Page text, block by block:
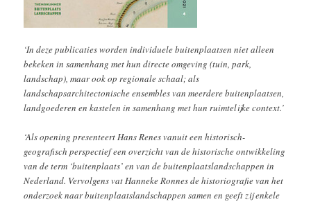
‘In deze publicaties worden individuele buitenplaatsen niet alleen
bekeken in samenhang met hun directe omgeving (tuin, park,
landschap), maar ook op regionale schaal; als
landschapsarchitectonische ensembles van meerdere buitenplaatsen,
landgoederen en kastelen in samenhang met hun ruimtelijke context.’
‘Als opening presenteert Hans Renes vanuit een historisch­-
geografisch perspectief een overzicht van de historische ontwikkeling
van de term ‘buitenplaats’ en van de buitenplaatslandschappen in
Nederland. Vervolgens vat Hanneke Ronnes de historiografie van het
onderzoek naar buitenplaats­landschappen samen en geeft zij enkele